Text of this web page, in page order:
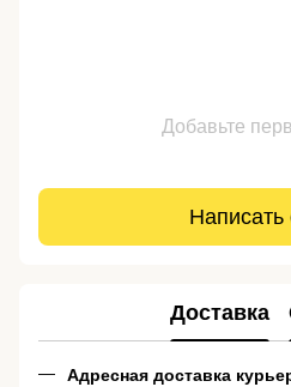
Добавьте
Написать
Доставка
Адресная доставка